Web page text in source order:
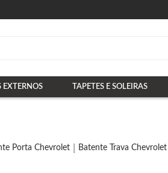
EXTERNOS TAPETES E SOLEIRAS
Porta Chevrolet Batente Trava